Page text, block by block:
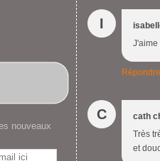
nouveaux
I
J'aime
Répondre
C
cath
Très
et